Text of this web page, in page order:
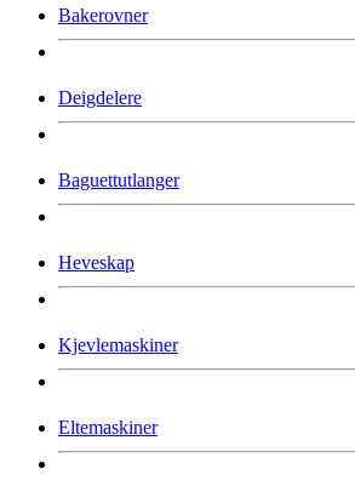
Bakerovner
Deigdelere
Baguettutlanger
Heveskap
Kjevlemaskiner
Eltemaskiner